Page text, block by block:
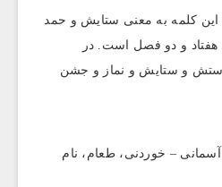
کلمه به معنی ستایش و حمد
و دو فصل است. در
و ستایش و نماز و جشن
– خوردنی، طعام، نام